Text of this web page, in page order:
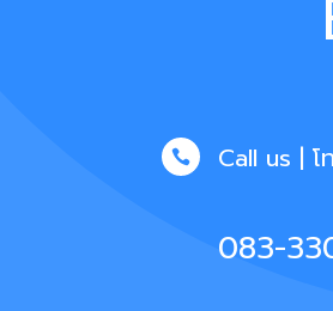
 Call us | โ
083-